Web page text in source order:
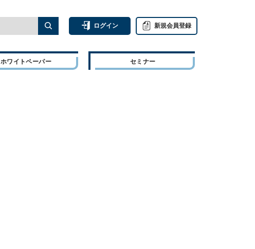
ログイン 新規会員登録
ホワイトペーパー セミナー